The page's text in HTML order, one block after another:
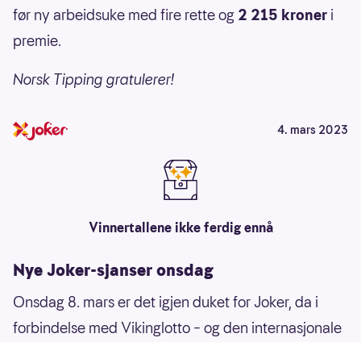
før ny arbeidsuke med fire rette og 2 215 kroner i
premie.
Norsk Tipping gratulerer!
4. mars 2023
Vinnertallene ikke ferdig ennå
Nye Joker-sjanser onsdag
Onsdag 8. mars er det igjen duket for Joker, da i
forbindelse med Vikinglotto – og den internasjonale